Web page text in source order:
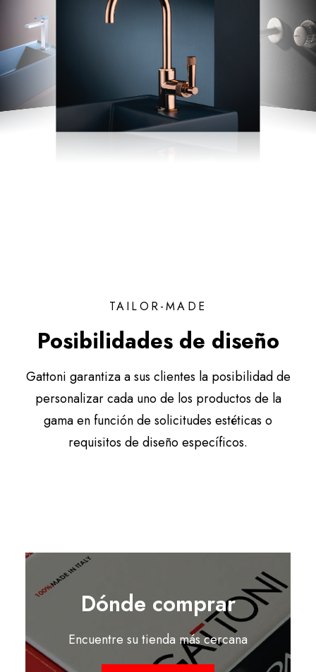
TAILOR-MADE
Posibilidades de diseño
Gattoni garantiza a sus clientes la posibilidad de
personalizar cada uno de los productos de la
gama en función de solicitudes estéticas o
requisitos de diseño específicos.
Dónde comprar
Encuentre su tienda más cercana